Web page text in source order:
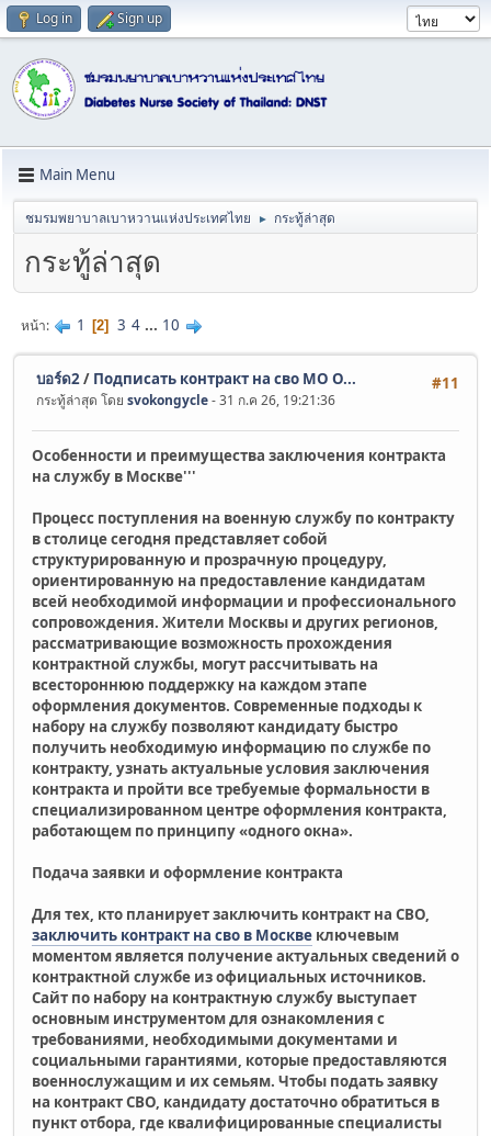
Log in Sign up
Main Menu
ชมรมพยาบาลเบาหวานแห่งประเทศไทย ► กระทู้ล่าสุด
กระทู้ล่าสุด
หน้า 1 2 3 4 ... 10
#11
บอร์ด2/ Подписать контракт на сво МО O...
กระทู้ล่าสุด โดย svokongycle- 31 ก.ค 26, 19:21:36
Особенности и преимущества заключения контракта
на службу в Москве'''
Процесс поступления на военную службу по контракту
в столице сегодня представляет собой
структурированную и прозрачную процедуру,
ориентированную на предоставление кандидатам
всей необходимой информации и профессионального
сопровождения. Жители Москвы и других регионов,
рассматривающие возможность прохождения
контрактной службы, могут рассчитывать на
всестороннюю поддержку на каждом этапе
оформления документов. Современные подходы к
набору на службу позволяют кандидату быстро
получить необходимую информацию по службе по
контракту, узнать актуальные условия заключения
контракта и пройти все требуемые формальности в
специализированном центре оформления контракта,
работающем по принципу «одного окна».
Подача заявки и оформление контракта
Для тех, кто планирует заключить контракт на СВО,
заключить контракт на сво в Москве ключевым
моментом является получение актуальных сведений о
контрактной службе из официальных источников.
Сайт по набору на контрактную службу выступает
основным инструментом для ознакомления с
требованиями, необходимыми документами и
социальными гарантиями, которые предоставляются
военнослужащим и их семьям. Чтобы подать заявку
на контракт СВО, кандидату достаточно обратиться в
пункт отбора, где квалифицированные специалисты